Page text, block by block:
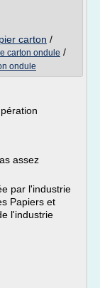
carton /
carton ondule /
ondule
assez
par l'industrie
Papiers et
l'industrie